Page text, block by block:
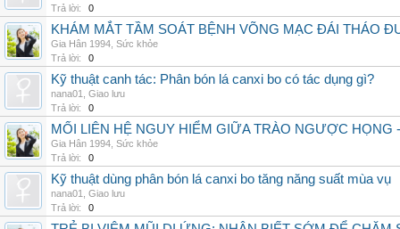
Trả lời:
0
KHÁM MẮT TẦM SOÁT BỆNH VÕNG MẠC ĐÁI THÁO
Gia Hân 1994 Sức khỏe
Trả lời:
0
Kỹ thuật canh tác: Phân bón lá canxi bo có tác dụng gì?
nana01
Giao lưu
Trả lời:
0
MỐI LIÊN HỆ NGUY HIỂM GIỮA TRÀO NGƯỢC
Gia Hân 1994 Sức khỏe
Trả lời:
0
Kỹ thuật dùng phân bón lá canxi bo tăng năng suất mùa vụ
nana01
Giao lưu
Trả lời:
0